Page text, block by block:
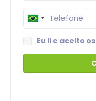
Eu li e aceito os